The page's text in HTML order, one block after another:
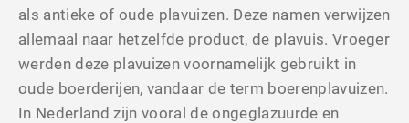
als antieke of oude plavuizen. Deze namen verwijzen
allemaal naar hetzelfde product, de plavuis. Vroeger
werden deze plavuizen voornamelijk gebruikt in
oude boerderijen, vandaar de term boerenplavuizen.
In Nederland zijn vooral de ongeglazuurde en